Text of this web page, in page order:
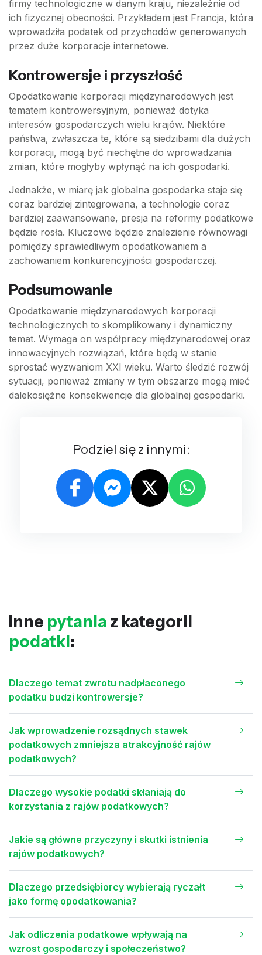
firmy technologiczne w danym kraju, niezależnie od
ich fizycznej obecności. Przykładem jest Francja, która
wprowadziła podatek od przychodów generowanych
przez duże korporacje internetowe.
Kontrowersje i przyszłość
Opodatkowanie korporacji międzynarodowych jest
tematem kontrowersyjnym, ponieważ dotyka
interesów gospodarczych wielu krajów. Niektóre
państwa, zwłaszcza te, które są siedzibami dla dużych
korporacji, mogą być niechętne do wprowadzania
zmian, które mogłyby wpłynąć na ich gospodarki.
Jednakże, w miarę jak globalna gospodarka staje się
coraz bardziej zintegrowana, a technologie coraz
bardziej zaawansowane, presja na reformy podatkowe
będzie rosła. Kluczowe będzie znalezienie równowagi
pomiędzy sprawiedliwym opodatkowaniem a
zachowaniem konkurencyjności gospodarczej.
Podsumowanie
Opodatkowanie międzynarodowych korporacji
technologicznych to skomplikowany i dynamiczny
temat. Wymaga on współpracy międzynarodowej oraz
innowacyjnych rozwiązań, które będą w stanie
sprostać wyzwaniom XXI wieku. Warto śledzić rozwój
sytuacji, ponieważ zmiany w tym obszarze mogą mieć
dalekosiężne konsekwencje dla globalnej gospodarki.
Podziel się z innymi:
Inne pytania z kategorii
podatki:
Dlaczego temat zwrotu nadpłaconego
podatku budzi kontrowersje?
Jak wprowadzenie rozsądnych stawek
podatkowych zmniejsza atrakcyjność rajów
podatkowych?
Dlaczego wysokie podatki skłaniają do
korzystania z rajów podatkowych?
Jakie są główne przyczyny i skutki istnienia
rajów podatkowych?
Dlaczego przedsiębiorcy wybierają ryczałt
jako formę opodatkowania?
Jak odliczenia podatkowe wpływają na
wzrost gospodarczy i społeczeństwo?